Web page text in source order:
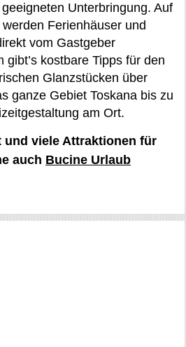
Unterbringung. Auf
Ferienhäuser und
vom Gastgeber
gibt’s kostbare Tipps für den
Glanzstücken über
ganze Gebiet Toskana bis zu
am Ort.
und viele Attraktionen für
auch Bucine Urlaub